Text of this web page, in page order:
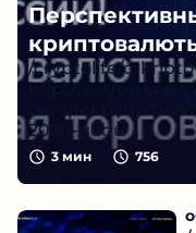
/cryptolife/o-
kriptovalyut-
perspektivnym-
2020-godu
3 мин 756